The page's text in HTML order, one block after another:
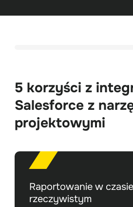
5 korzyści z
Salesforce z
projektowymi
Raportowanie w czasie
rzeczywistym